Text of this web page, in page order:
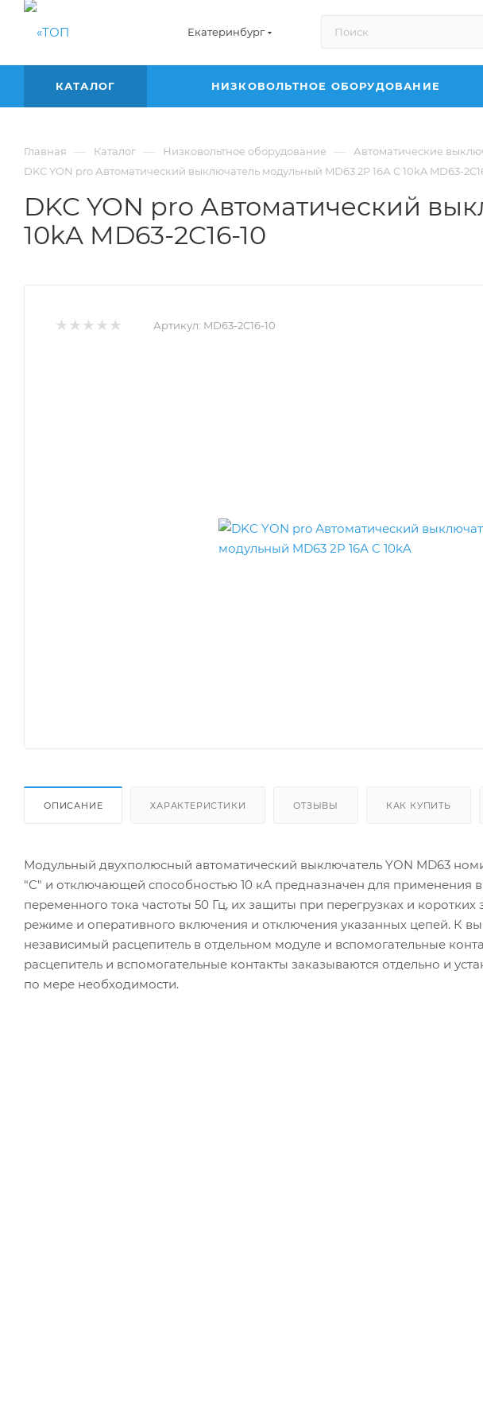
Екатеринбург
КАТАЛОГ НИЗКОВОЛЬТНОЕ ОБОРУДОВАНИЕ
Главная — Каталог — Низковольтное оборудование — Автоматические
DKC YON pro Автоматический выключатель модульный MD63 2P 16А C 10kA MD63-
DKC YON pro Автоматический
10kA MD63-2C16-10
Артикул: MD63-2C16-10
ОПИСАНИЕ ХАРАКТЕРИСТИКИ ОТЗЫВЫ КАК КУПИТЬ
Модульный двухполюсный автоматический выключатель YON MD63
"C" и отключающей способностью 10 кА предназначен для применения
переменного тока частоты 50 Гц, их защиты при перегрузках и
режиме и оперативного включения и отключения указанных цепей. К
независимый расцепитель в от­дельном модуле и вспомогательные
расцепитель и вспомогательные контакты заказываются отдельно и
по мере необходимости.